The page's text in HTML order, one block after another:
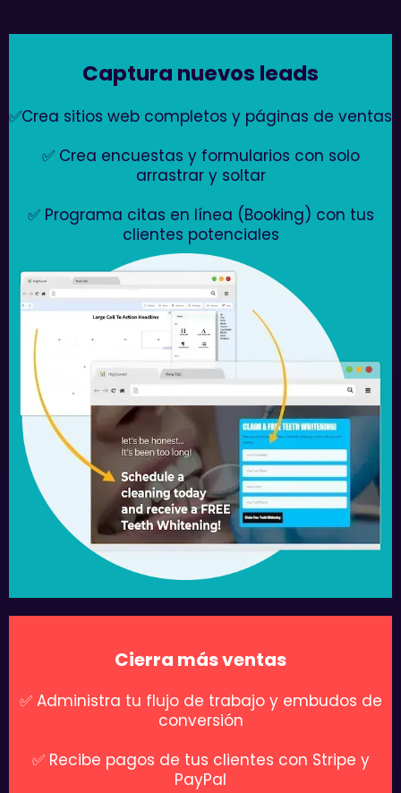
Captura nuevos leads
✅Crea sitios web completos y páginas de ventas
✅ Crea encuestas y formularios con solo
arrastrar y soltar
✅ Programa citas en línea (Booking) con tus
clientes potenciales
Cierra más ventas
✅ Administra tu flujo de trabajo y embudos de
conversión
✅ Recibe pagos de tus clientes con Stripe y
PayPal